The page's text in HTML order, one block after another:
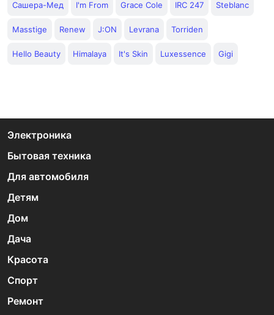
Сашера-Мед I'm From Grace Cole IRC 247 Steblanc
Masstige Renew J:ON Levrana Torriden
Hello Beauty Himalaya It's Skin Luxessence Gigi
Электроника
Бытовая техника
Для автомобиля
Детям
Дом
Дача
Красота
Спорт
Ремонт